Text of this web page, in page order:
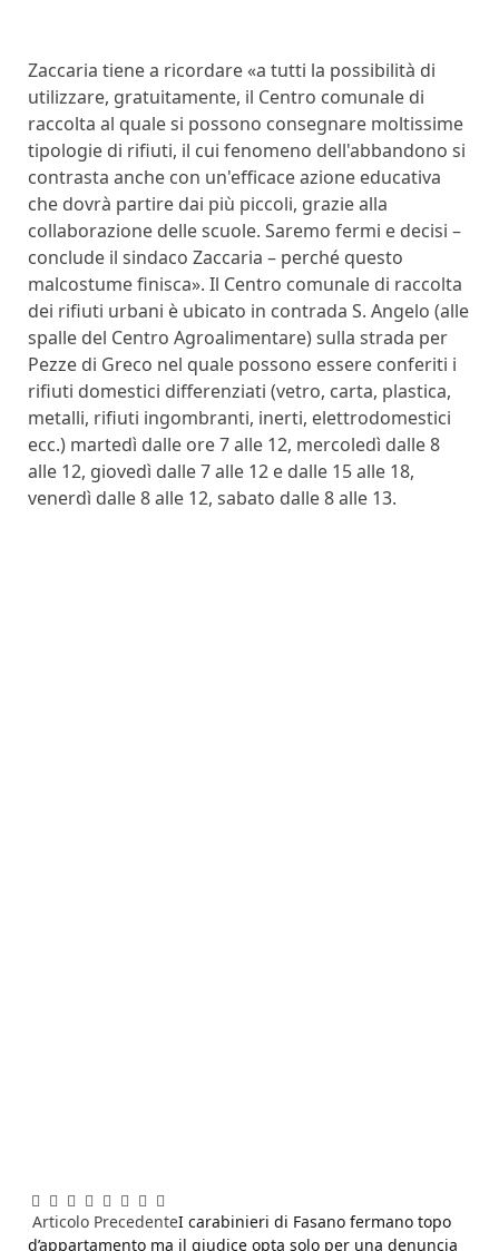
Zaccaria tiene a ricordare «a tutti la possibilità di
utilizzare, gratuitamente, il Centro comunale di
raccolta al quale si possono consegnare moltissime
tipologie di rifiuti, il cui fenomeno dell'abbandono si
contrasta anche con un'efficace azione educativa
che dovrà partire dai più piccoli, grazie alla
collaborazione delle scuole. Saremo fermi e decisi –
conclude il sindaco Zaccaria – perché questo
malcostume finisca». Il Centro comunale di raccolta
dei rifiuti urbani è ubicato in contrada S. Angelo (alle
spalle del Centro Agroalimentare) sulla strada per
Pezze di Greco nel quale possono essere conferiti i
rifiuti domestici differenziati (vetro, carta, plastica,
metalli, rifiuti ingombranti, inerti, elettrodomestici
ecc.) martedì dalle ore 7 alle 12, mercoledì dalle 8
alle 12, giovedì dalle 7 alle 12 e dalle 15 alle 18,
venerdì dalle 8 alle 12, sabato dalle 8 alle 13.
Facebook
Twitter
Pinterest
LinkedIn
Reddit
WhatsApp
Telegram
Email
Articolo PrecedenteI carabinieri di Fasano fermano topo
d’appartamento ma il giudice opta solo per una denuncia